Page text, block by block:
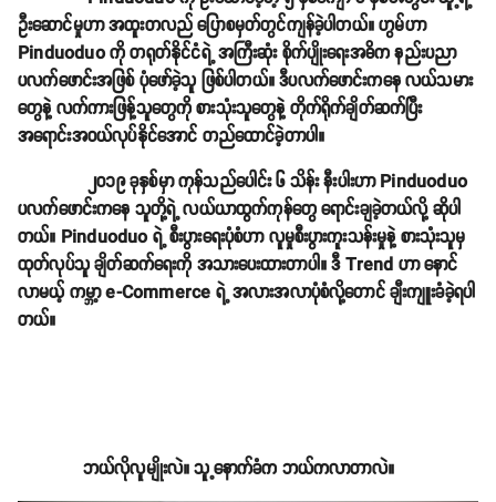
ဦးဆောင်မှုဟာ အထူးတလည် ပြောစမှတ်တွင်ကျန်ခဲ့ပါတယ်။ ဟွမ်ဟာ
Pinduoduo ကို တရုတ်နိုင်ငံရဲ့ အကြီးဆုံး စိုက်ပျိုးရေးအဓိက နည်းပညာ
ပလက်ဖောင်းအဖြစ် ပုံဖော်ခဲ့သူ ဖြစ်ပါတယ်။ ဒီပလက်ဖောင်းကနေ လယ်သမား
တွေနဲ့ လက်ကားဖြန့်သူတွေကို စားသုံးသူတွေနဲ့ တိုက်ရိုက်ချိတ်ဆက်ပြီး
အရောင်းအဝယ်လုပ်နိုင်အောင် တည်ထောင်ခဲ့တာပါ။
၂၀၁၉ ခုနှစ်မှာ ကုန်သည်ပေါင်း ၆ သိန်း နီးပါးဟာ Pinduoduo
ပလက်ဖောင်းကနေ သူတို့ရဲ့ လယ်ယာထွက်ကုန်တွေ ရောင်းချခဲ့တယ်လို့ ဆိုပါ
တယ်။ Pinduoduo ရဲ့ စီးပွားရေးပုံစံဟာ လူမှုစီးပွားကူးသန်းမှုနဲ့ စားသုံးသူမှ
ထုတ်လုပ်သူ ချိတ်ဆက်ရေးကို အသားပေးထားတာပါ။ ဒီ Trend ဟာ နောင်
လာမယ့် ကမ္ဘာ့ e-Commerce ရဲ့ အလားအလာပုံစံလို့တောင် ချီးကျူးခံခဲ့ရပါ
တယ်။
ဘယ်လိုလူမျိုးလဲ။ သူ့နောက်ခံက ဘယ်ကလာတာလဲ။